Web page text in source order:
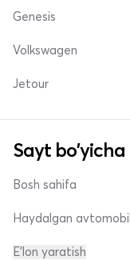
Genesis
Volkswagen
Jetour
Sayt
Bosh sahifa
Haydalgan
E'lon yaratish